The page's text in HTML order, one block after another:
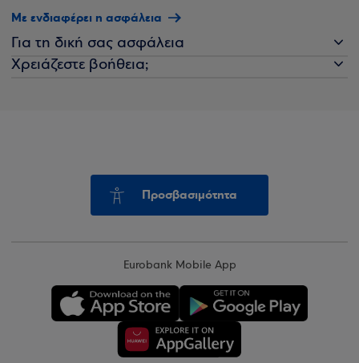
Με ενδιαφέρει η ασφάλεια
Για τη δική σας ασφάλεια
Χρειάζεστε βοήθεια;
Προσβασιμότητα
Eurobank Mobile App